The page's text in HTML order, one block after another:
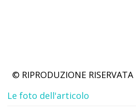
© RIPRODUZIONE RISERVATA
Le foto dell'articolo